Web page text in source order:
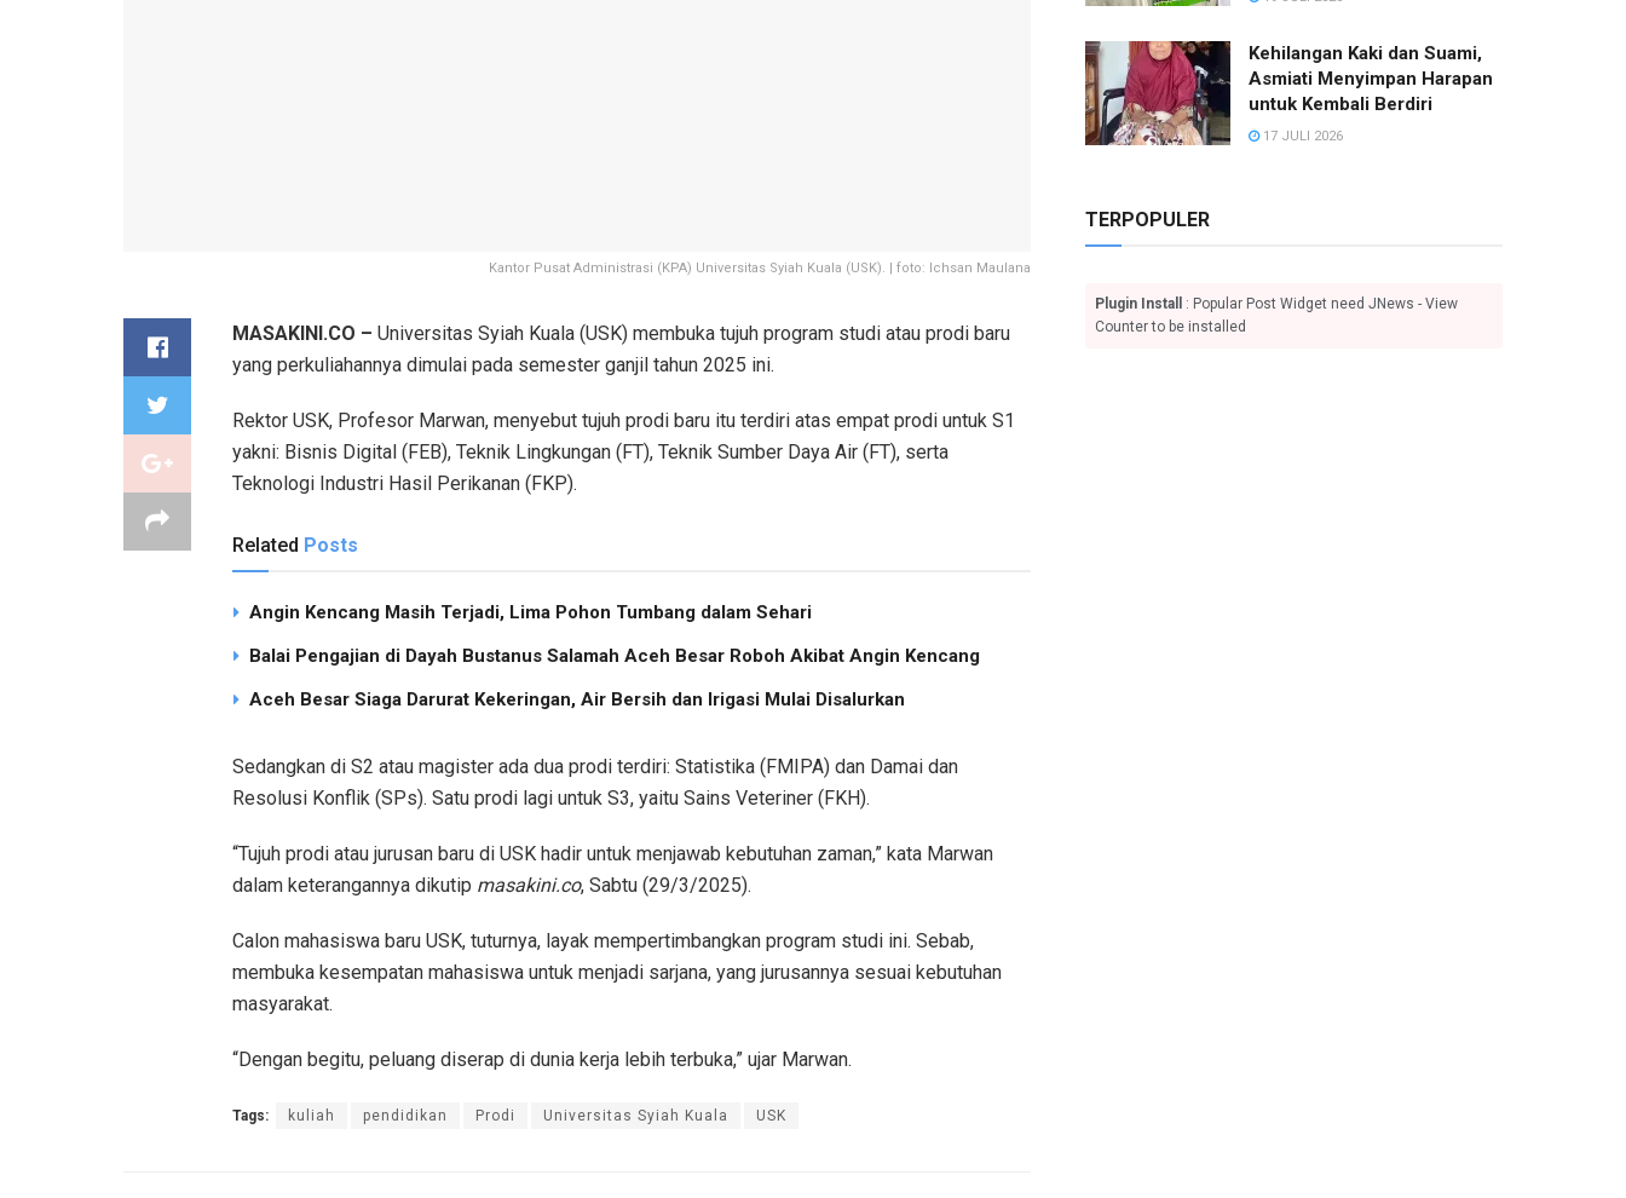
Kantor Pusat Administrasi (KPA) Universitas Syiah Kuala (USK). | foto: Ichsan Maulana
MASAKINI.CO – Universitas Syiah Kuala (USK) membuka tujuh program studi atau prodi baru
yang perkuliahannya dimulai pada semester ganjil tahun 2025 ini.
Rektor USK, Profesor Marwan, menyebut tujuh prodi baru itu terdiri atas empat prodi untuk S1
yakni: Bisnis Digital (FEB), Teknik Lingkungan (FT), Teknik Sumber Daya Air (FT), serta
Teknologi Industri Hasil Perikanan (FKP).
Related Posts
Angin Kencang Masih Terjadi, Lima Pohon Tumbang dalam Sehari
Balai Pengajian di Dayah Bustanus Salamah Aceh Besar Roboh Akibat Angin Kencang
Aceh Besar Siaga Darurat Kekeringan, Air Bersih dan Irigasi Mulai Disalurkan
Sedangkan di S2 atau magister ada dua prodi terdiri: Statistika (FMIPA) dan Damai dan
Resolusi Konflik (SPs). Satu prodi lagi untuk S3, yaitu Sains Veteriner (FKH).
“Tujuh prodi atau jurusan baru di USK hadir untuk menjawab kebutuhan zaman,” kata Marwan
dalam keterangannya dikutip masakini.co, Sabtu (29/3/2025).
Calon mahasiswa baru USK, tuturnya, layak mempertimbangkan program studi ini. Sebab,
membuka kesempatan mahasiswa untuk menjadi sarjana, yang jurusannya sesuai kebutuhan
masyarakat.
“Dengan begitu, peluang diserap di dunia kerja lebih terbuka,” ujar Marwan.
Tags: kuliah pendidikan Prodi Universitas Syiah Kuala USK
Kehilangan Kaki dan Suami,
Asmiati Menyimpan Harapan
untuk Kembali Berdiri
17 JULI 2026
TERPOPULER
Plugin Install
: Popular Post Widget need JNews - View
Counter to be installed